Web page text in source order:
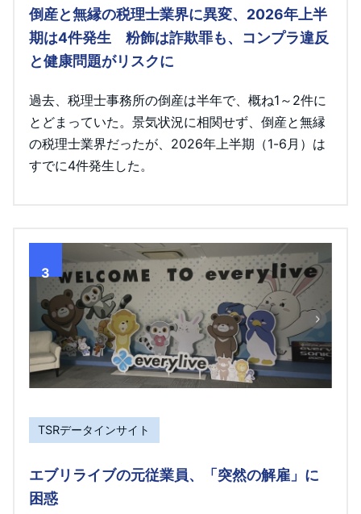
倒産と無縁の税理士業界に異変、2026年上半
期は4件発生 粉飾は詐欺罪も、コンプラ違反
と健康問題がリスクに
過去、税理士事務所の倒産は半年で、概ね1～2件に
とどまっていた。景気状況に相関せず、倒産と無縁
の税理士業界だったが、2026年上半期（1-6月）は
すでに4件発生した。
3
TSRデータインサイト
エブリライブの元従業員、「突然の解雇」に
困惑